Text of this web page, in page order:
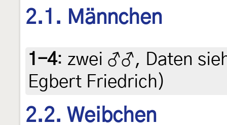
2.1. Männchen
1-4: zwei ♂♂, Daten
Egbert Friedrich)
2.2. Weibchen